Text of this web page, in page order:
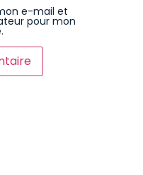
e-mail et
pour mon